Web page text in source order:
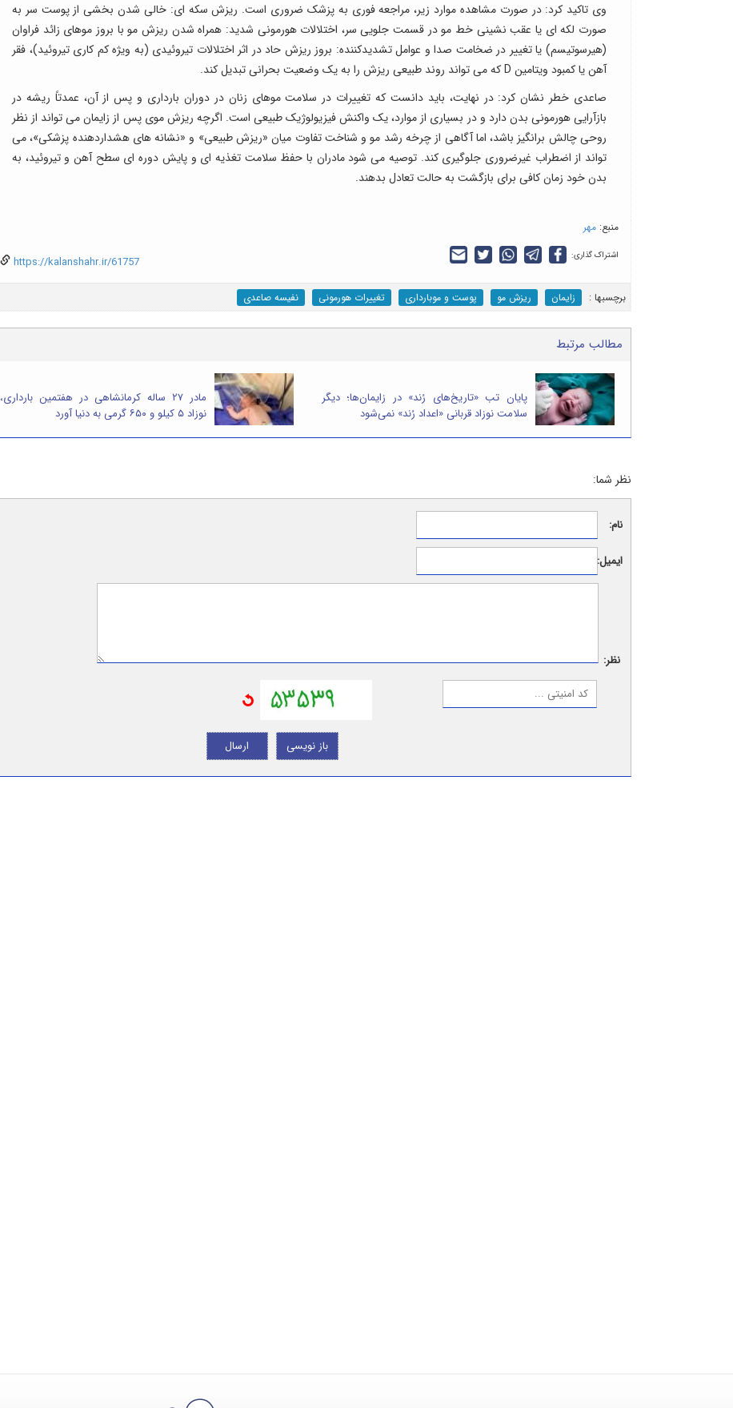
وی تاکید کرد: در صورت مشاهده موارد زیر، مراجعه فوری به پزشک ضروری است. ریزش سکه ای: خالی شدن بخشی از پوست سر به
صورت لکه ای یا عقب نشینی خط مو در قسمت جلویی سر، اختلالات هورمونی شدید: همراه شدن ریزش مو با بروز موهای زائد فراوان
(هیرسوتیسم) یا تغییر در ضخامت صدا و عوامل تشدیدکننده: بروز ریزش حاد در اثر اختلالات تیروئیدی (به ویژه کم کاری تیروئید)، فقر
آهن یا کمبود ویتامین D که می تواند روند طبیعی ریزش را به یک وضعیت بحرانی تبدیل کند.
صاعدی خطر نشان کرد: در نهایت، باید دانست که تغییرات در سلامت موهای زنان در دوران بارداری و پس از آن، عمدتاً ریشه در
بازآرایی هورمونی بدن دارد و در بسیاری از موارد، یک واکنش فیزیولوژیک طبیعی است. اگرچه ریزش موی پس از زایمان می تواند از نظر
روحی چالش برانگیز باشد، اما آگاهی از چرخه رشد مو و شناخت تفاوت میان «ریزش طبیعی» و «نشانه های هشداردهنده پزشکی»، می
تواند از اضطراب غیرضروری جلوگیری کند. توصیه می شود مادران با حفظ سلامت تغذیه ای و پایش دوره ای سطح آهن و تیروئید، به
بدن خود زمان کافی برای بازگشت به حالت تعادل بدهند.
منبع: مهر
https://kalanshahr.ir/61757 اشتراک گذاری:
برچسب‎ها : زایمان ریزش مو پوست و موبارداری تغییرات هورمونی نفیسه صاعدی
مطالب مرتبط
پایان تب «تاریخ‌های رُند» در زایمان‌ها؛ دیگر
سلامت نوزاد قربانی «اعداد رُند» نمی‌شود
مادر ۲۷ ساله کرمانشاهی در هفتمین بارداری،
نوزاد ۵ کیلو و ۶۵۰ گرمی به دنیا آورد
نظر شما:
نام:
ایمیل:
نظر:
ارسال باز نویسی